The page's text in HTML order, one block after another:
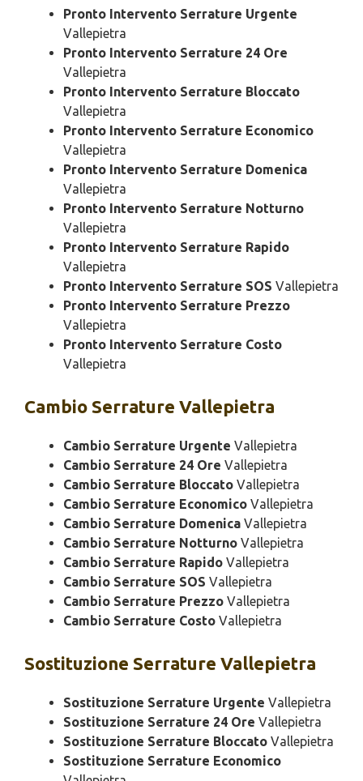
Pronto Intervento Serrature Urgente
Vallepietra
Pronto Intervento Serrature 24 Ore
Vallepietra
Pronto Intervento Serrature Bloccato
Vallepietra
Pronto Intervento Serrature Economico
Vallepietra
Pronto Intervento Serrature Domenica
Vallepietra
Pronto Intervento Serrature Notturno
Vallepietra
Pronto Intervento Serrature Rapido
Vallepietra
Pronto Intervento Serrature SOS Vallepietra
Pronto Intervento Serrature Prezzo
Vallepietra
Pronto Intervento Serrature Costo
Vallepietra
Cambio Serrature Vallepietra
Cambio Serrature Urgente Vallepietra
Cambio Serrature 24 Ore Vallepietra
Cambio Serrature Bloccato Vallepietra
Cambio Serrature Economico Vallepietra
Cambio Serrature Domenica Vallepietra
Cambio Serrature Notturno Vallepietra
Cambio Serrature Rapido Vallepietra
Cambio Serrature SOS Vallepietra
Cambio Serrature Prezzo Vallepietra
Cambio Serrature Costo Vallepietra
Sostituzione Serrature Vallepietra
Sostituzione Serrature Urgente Vallepietra
Sostituzione Serrature 24 Ore Vallepietra
Sostituzione Serrature Bloccato Vallepietra
Sostituzione Serrature Economico